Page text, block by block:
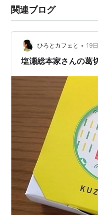
関連ブログ
ひろとカフェと • 19
塩瀬総本家さんの葛